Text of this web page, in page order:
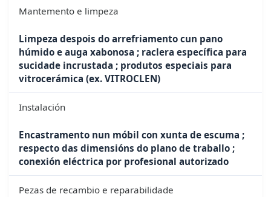
Mantemento e limpeza
Limpeza despois do arrefriamento cun pano
húmido e auga xabonosa ; raclera específica para
sucidade incrustada ; produtos especiais para
vitrocerámica (ex. VITROCLEN)
Instalación
Encastramento nun móbil con xunta de escuma ;
respecto das dimensións do plano de traballo ;
conexión eléctrica por profesional autorizado
Pezas de recambio e reparabilidade